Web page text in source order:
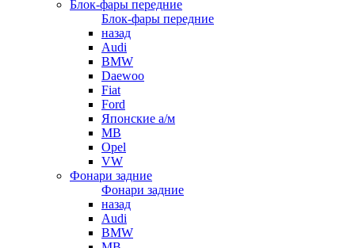
Блок-фары передние
Блок-фары передние
назад
Audi
BMW
Daewoo
Fiat
Ford
Японские а/м
MB
Opel
VW
Фонари задние
Фонари задние
назад
Audi
BMW